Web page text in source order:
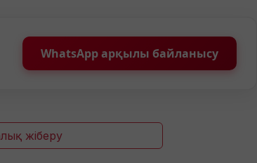
WhatsApp арқылы байланысу
жіберу